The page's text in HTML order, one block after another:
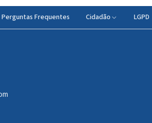
Perguntas Frequentes Cidadão LGPD